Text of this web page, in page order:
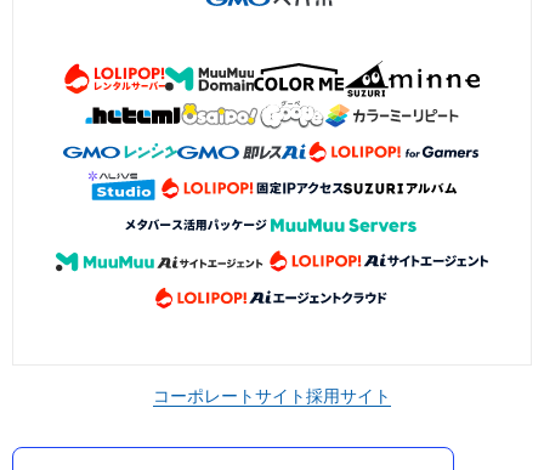
コーポレートサイト採用サイト